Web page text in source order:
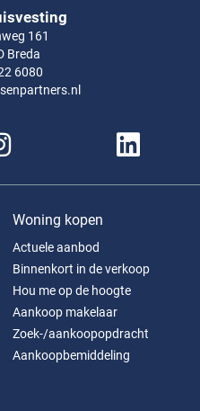
161
Breda
6080
Woning kopen
Actuele aanbod
Binnenkort in de verkoop
Hou me op de hoogte
Aankoop makelaar
Zoek-/aankoopopdracht
Aankoopbemiddeling